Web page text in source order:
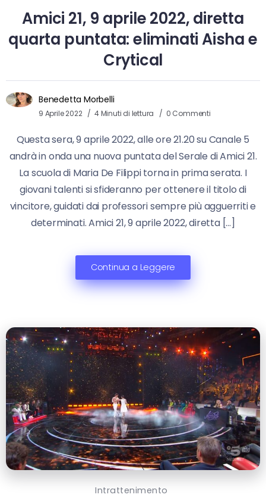
Amici 21, 9 aprile 2022, diretta
quarta puntata: eliminati Aisha e
Crytical
Benedetta Morbelli
9 Aprile 2022 4 Minuti di lettura 0 Commenti
Questa sera, 9 aprile 2022, alle ore 21.20 su Canale 5
andrà in onda una nuova puntata del Serale di Amici 21.
La scuola di Maria De Filippi torna in prima serata. I
giovani talenti si sfideranno per ottenere il titolo di
vincitore, guidati dai professori sempre più agguerriti e
determinati. Amici 21, 9 aprile 2022, diretta […]
Continua a Leggere
Intrattenimento